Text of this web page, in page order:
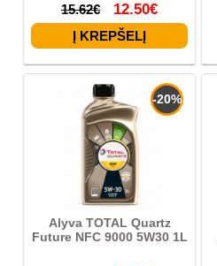
15.62€ 12.50€
-20%
Alyva TOTAL Quartz
Future NFC 9000 5W30 1L